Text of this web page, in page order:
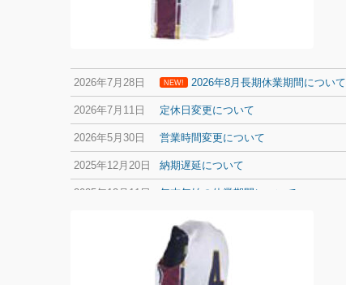
2026年7月28日 NEW! 2026年8月長期休業期間について
2026年7月11日 定休日変更について
2026年5月30日 営業時間変更について
2025年12月20日 納期遅延について
2025年12月11日 年末年始の休業期間について